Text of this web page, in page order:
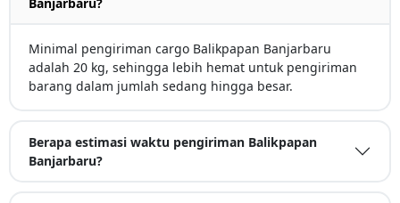
Minimal pengiriman cargo Balikpapan Banjarbaru
adalah 20 kg, sehingga lebih hemat untuk pengiriman
barang dalam jumlah sedang hingga besar.
Berapa estimasi waktu pengiriman Balikpapan
Banjarbaru?